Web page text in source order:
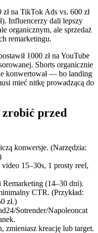
na TikTok Ads vs. 600 zł
Influencerzy dali lepszy
organicznym, ale sprzedaż
remarketingu.
1000 zł na YouTube
Shorts organicznie
konwertował — bo landing
mieć nitkę prowadzącą do
przed
konwersje. (Narzędzia:
15–30s, 1 prosty reel,
(14–30 dni).
CTR. (Przykład:
zł.)
Sotrender/Napoleoncat
zmieniasz kreację lub target.